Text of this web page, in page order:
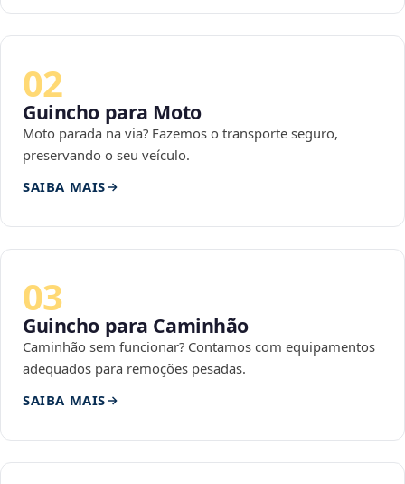
02
Guincho para Moto
Moto parada na via? Fazemos o transporte seguro,
preservando o seu veículo.
SAIBA MAIS
03
Guincho para Caminhão
Caminhão sem funcionar? Contamos com equipamentos
adequados para remoções pesadas.
SAIBA MAIS